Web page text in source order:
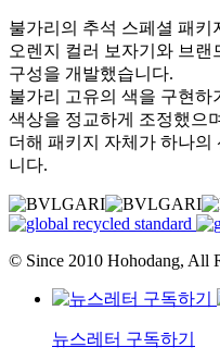
불가리의 추석 스페셜 패키
오렌지 컬러 보자기와 브
구성을 개발했습니다.
불가리 고유의 색을 구현하
색상을 정교하게 조정했으
더해 패키지 자체가 하나
니다.
© Since 2010 Hohodang, All
뉴스레터 구독하기